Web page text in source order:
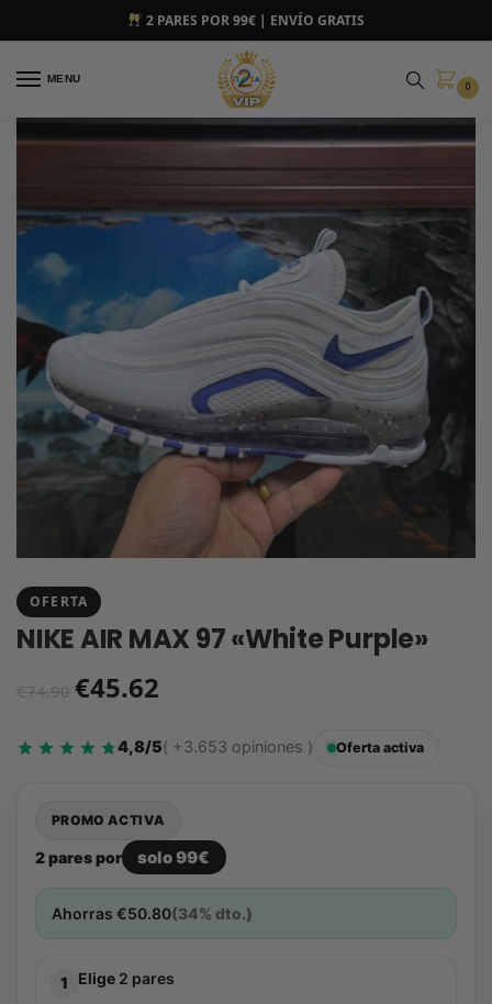
2 PARES POR 99€ | ENVÍO GRATIS
MENU
0
OFERTA
NIKE AIR MAX 97 «White Purple»
€74.90 €45.62
4,8/5( +3.653 opiniones ) Oferta activa
PROMO ACTIVA
2 pares por solo 99€
Ahorras €50.80(34% dto.)
1 Elige 2 pares